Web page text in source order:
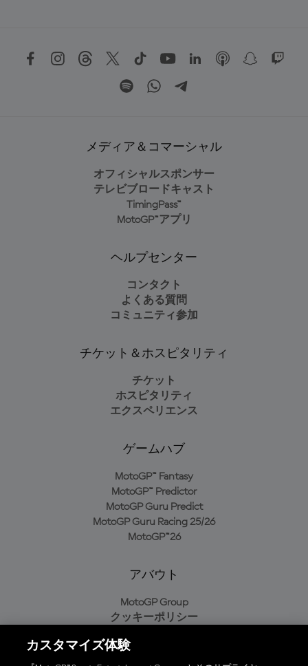
メディア＆コマーシャル
オフィシャルスポンサー
テレビブロードキャスト
TimingPass™
MotoGP™アプリ
ヘルプセンター
コンタクト
よくある質問
コミュニティ参加
チケット＆ホスピタリティ
チケット
ホスピタリティ
エクスペリエンス
ゲームハブ
MotoGP™ Fantasy
MotoGP™ Predictor
MotoGP Guru Predict
MotoGP Guru Racing 25/26
MotoGP™26
アバウト
MotoGP Group
クッキーポリシー
プライバシーポリシー
購入ポリシー
カスタマイズ体験